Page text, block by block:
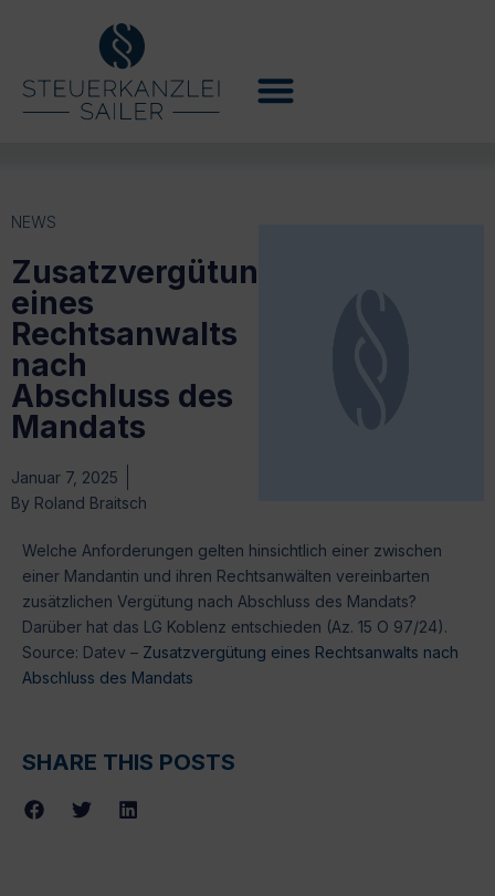
NEWS
Zusatzvergütung
eines
Rechtsanwalts
nach
Abschluss des
Mandats
Januar 7, 2025
By Roland Braitsch
Welche Anforderungen gelten hinsichtlich einer zwischen
einer Mandantin und ihren Rechtsanwälten vereinbarten
zusätzlichen Vergütung nach Abschluss des Mandats?
Darüber hat das LG Koblenz entschieden (Az. 15 O 97/24).
Source: Datev – Zusatzvergütung eines Rechtsanwalts nach
Abschluss des Mandats
SHARE THIS POSTS